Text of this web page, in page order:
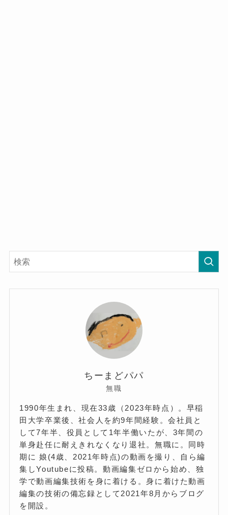
ちーまどパパ
無職
1990年生まれ、現在33歳（2023年時点）。早稲
田大学卒業後、社会人を約9年間経験。会社員と
して7年半、役員として1年半働いたが、3年間の
単身赴任に耐えきれなくなり退社。無職に。同時
期に 娘(4歳、2021年時点)の動画を撮り、自ら編
集しYoutubeに投稿。動画編集ゼロから始め、独
学で動画編集技術を身に着ける。身に着けた動画
編集の技術の備忘録として2021年8月からブログ
を開設。